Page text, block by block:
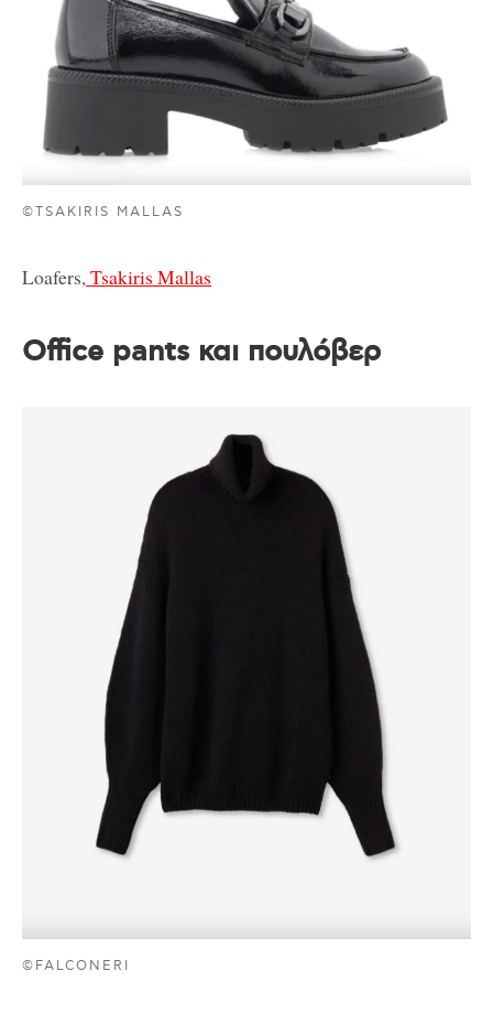
©TSAKIRIS MALLAS
Loafers,Tsakiris Mallas
Office pants και πουλόβερ
©FALCONERI